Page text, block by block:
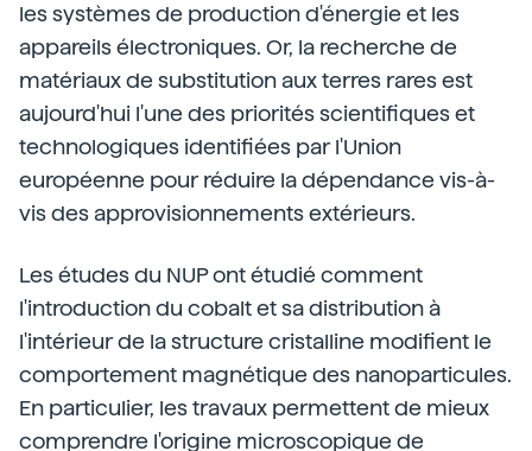
les systèmes de production d'énergie et les
appareils électroniques. Or, la recherche de
matériaux de substitution aux terres rares est
aujourd'hui l'une des priorités scientifiques et
technologiques identifiées par l'Union
européenne pour réduire la dépendance vis-à-
vis des approvisionnements extérieurs.
Les études du NUP ont étudié comment
l'introduction du cobalt et sa distribution à
l'intérieur de la structure cristalline modifient le
comportement magnétique des nanoparticules.
En particulier, les travaux permettent de mieux
comprendre l'origine microscopique de